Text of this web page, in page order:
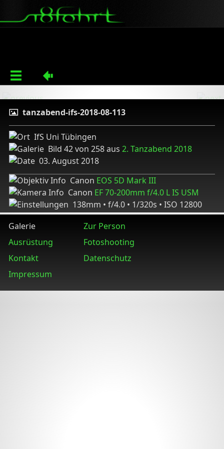
tanzabend-ifs-2018-08-113
IfS Uni Tübingen
Bild 42 von 258 aus 2. Tanzabend 2018
03. August 2018
Canon EOS 5D Mark III
Canon EF 70-200mm f/4.0 L IS USM
138mm • f/4.0 • 1/320s • ISO 12800
Galerie
Zur Person
Ausrüstung
Fotoshooting
Kontakt
Datenschutz
Impressum